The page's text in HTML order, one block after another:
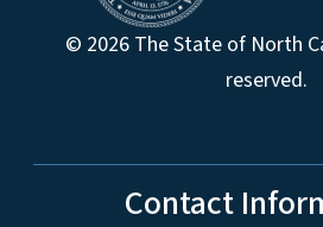
© 2026 The State of North
reserved.
Contact